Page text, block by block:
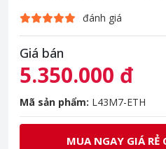
đánh giá
Giá bán
5.350.000 đ
Mã sản phẩm: L43M7-ETH
MUA NGAY GIÁ